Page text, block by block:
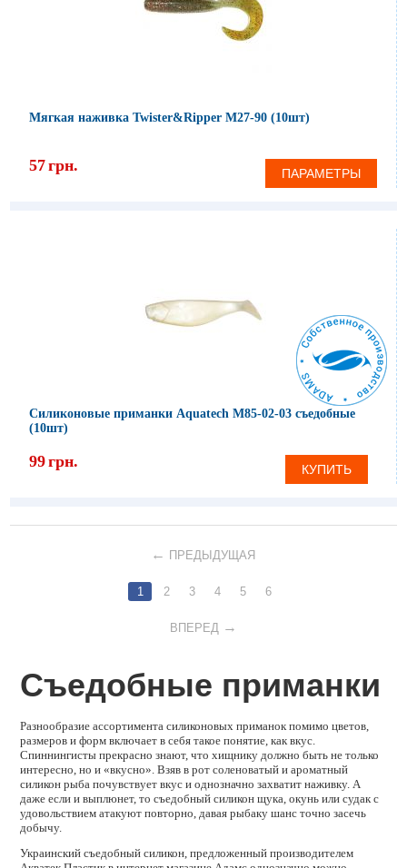
Мягкая наживка Twister&Ripper M27-90 (10шт)
57грн. ПАРАМЕТРЫ
Силиконовые приманки Aquatech М85-02-03 съедобные
(10шт)
99грн. КУПИТЬ
ПРЕДЫДУЩАЯ
1 2 3 4 5 6
ВПЕРЕД
Съедобные приманки
Разнообразие ассортимента силиконовых приманок помимо цветов,
размеров и форм включает в себя такое понятие, как вкус.
Спиннингисты прекрасно знают, что хищнику должно быть не только
интересно, но и «вкусно». Взяв в рот соленоватый и ароматный
силикон рыба почувствует вкус и однозначно захватит наживку. А
даже если и выплюнет, то съедобный силикон щука, окунь или судак с
удовольствием атакуют повторно, давая рыбаку шанс точно засечь
добычу.
Украинский съедобный силикон, предложенный производителем